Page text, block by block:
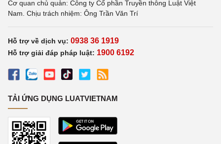
Cơ quan chủ quản: Công ty Cổ phần Truyền thông Luật Việt
Nam. Chịu trách nhiệm: Ông Trần Văn Trí
Hỗ trợ về dịch vụ: 0938 36 1919
Hỗ trợ giải đáp pháp luật: 1900 6192
TẢI ỨNG DỤNG LUATVIETNAM